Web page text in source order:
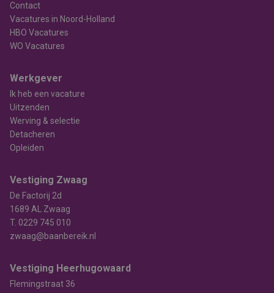
Contact
Vacatures in Noord-Holland
HBO Vacatures
WO Vacatures
Werkgever
Ik heb een vacature
Uitzenden
Werving & selectie
Detacheren
Opleiden
Vestiging Zwaag
De Factorij 2d
1689 AL Zwaag
T. 0229 745 010
zwaag@baanbereik.nl
Vestiging Heerhugowaard
Flemingstraat 36